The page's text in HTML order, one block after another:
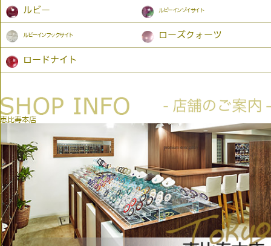
ルビー ルビーインゾイサイト
ルビーインフックサイト ローズクォーツ
ロードナイト
恵比寿本店